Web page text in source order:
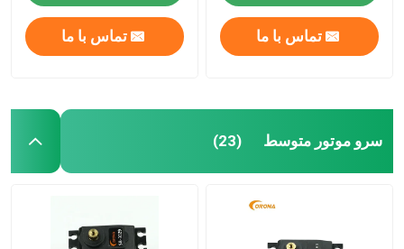
تماس با ما تماس با ما
سرو موتور متوسط (23)